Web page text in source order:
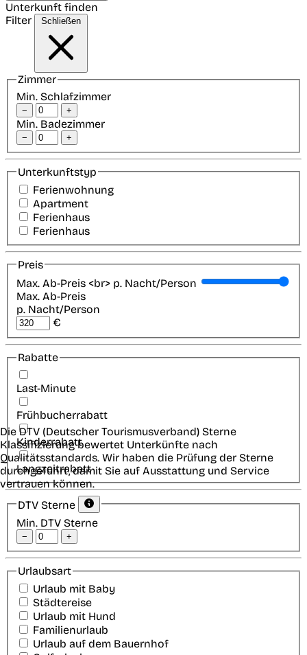
Unterkunft finden
Filter
Schließen
Zimmer
Min. Schlafzimmer
− +
Min. Badezimmer
− +
Unterkunftstyp
Ferienwohnung
Apartment
Ferienhaus
Ferienhaus
Preis
Max. Ab-Preis <br> p. Nacht/Person
Max. Ab-Preis
p. Nacht/Person
€
Rabatte
Last-Minute
Frühbucherrabatt
Kinderrabatt
Langzeitrabatt
DTV Sterne
Min. DTV Sterne
− +
Die DTV (Deutscher Tourismusverband) Sterne
Klassifizierung bewertet Unterkünfte nach
Qualitätsstandards. Wir haben die Prüfung der Sterne
durchgeführt, damit Sie auf Ausstattung und Service
vertrauen können.
Urlaubsart
Urlaub mit Baby
Städtereise
Urlaub mit Hund
Familienurlaub
Urlaub auf dem Bauernhof